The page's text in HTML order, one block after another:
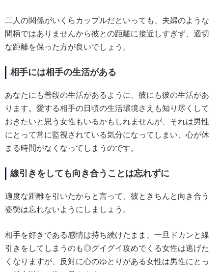
二人の関係がいくらカップルだといっても、夫婦のような
間柄ではありませんから彼との距離に接近しすぎず、適切
な距離を保った方が良いでしょう。
相手には相手の生活がある
あなたにも普段の生活があるように、彼にも彼の生活があ
ります。愛する相手の日頃の生活環境さえも知り尽くして
おきたいと思う女性もいるかもしれませんが、それは男性
にとって常に監視されている気分になってしまい、心が休
まる時間がなくなってしまうのです。
線引きをしても向き合うことは忘れずに
適度な距離を引いたからと言って、彼ときちんと向き合う
姿勢は忘れないようにしましょう。
相手を好きである感情は持ち続けたまま、一旦ドカンと線
引きをしてしまうのも◎グイグイ攻めでくる女性は逃げた
くなりますが、反対に心のゆとりがある女性は男性にとっ